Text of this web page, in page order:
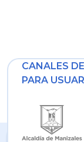
CANALES
PARA